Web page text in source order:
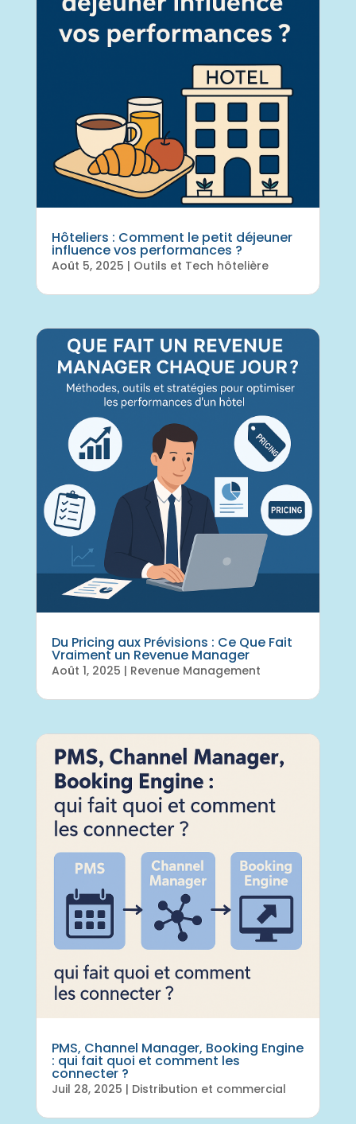
Hôteliers : Comment le petit déjeuner
influence vos performances ?
Août 5, 2025 | Outils et Tech hôtelière
Du Pricing aux Prévisions : Ce Que Fait
Vraiment un Revenue Manager
Août 1, 2025 | Revenue Management
PMS, Channel Manager, Booking Engine
: qui fait quoi et comment les
connecter ?
Juil 28, 2025 | Distribution et commercial